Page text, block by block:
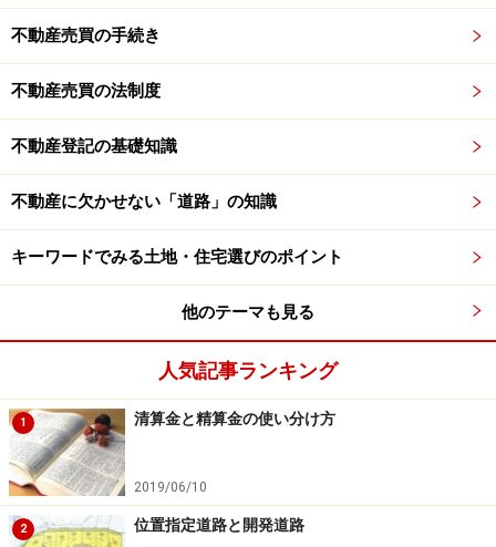
は相場よりも高く取引が成立したりといった不利益を受
ける可能性があるわけです。
ソニー不動産モデルでは、既存モデルと売
り方が違う
米国型のエージェント制度を導入するということは、具
体的にどういうことでしょう。ソニー不動産では、社内
で売却と購入の担当者（エージェント）を分け、双方を
担当することを原則禁止しています。そのため、たとえ
ば売却エージェントを例にとると、売却エージェントは
売り手だけの立場に立ち、売り手の希望の条件に合った
買い手を広く探すための売却戦略を提案します。買い手
側の業務を行わないため、自社の買い手を優先すること
はなく、売り手のみの立場から買い手側と粘り強く交渉
ができるので、売り手の満足を追求できるというわけで
不動産売買の手続き
不動産売買の法制度
不動産登記の基礎知識
不動産に欠かせない「道路」の知識
キーワードでみる土地・住宅選びのポイント
他のテーマも見る
人気記事ランキング
1 清算金と精算金の使い分け方
2019/06/10
2 位置指定道路と開発道路